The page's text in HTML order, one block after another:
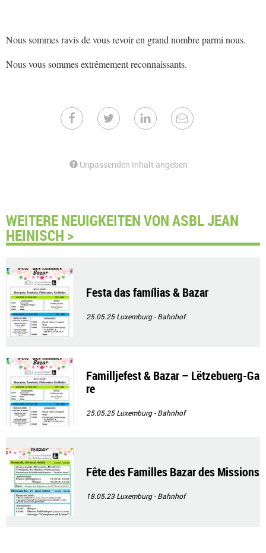
Nous sommes ravis de vous revoir en grand nombre parmi nous.
Nous vous sommes extrêmement reconnaissants.
Unpassenden Inhalt angeben
WEITERE NEUIGKEITEN VON ASBL JEAN
HEINISCH >
Festa das famílias & Bazar
25.05.25Luxemburg - Bahnhof
Familljefest & Bazar – Lëtzebuerg-Ga
re
25.05.25Luxemburg - Bahnhof
Fête des Familles Bazar des Missions
18.05.23Luxemburg - Bahnhof